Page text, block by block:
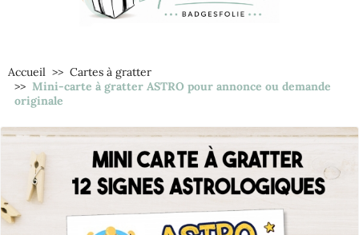
Accueil
Cartes à gratter
Mini-carte à gratter ASTRO pour annonce ou demande
originale